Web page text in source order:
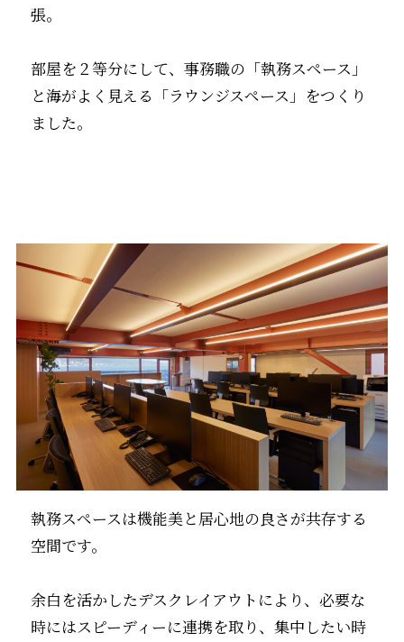
張。
部屋を２等分にして、事務職の「執務スペース」
と海がよく見える「ラウンジスペース」をつくり
ました。
執務スペースは機能美と居心地の良さが共存する
空間です。
余白を活かしたデスクレイアウトにより、必要な
時にはスピーディーに連携を取り、集中したい時